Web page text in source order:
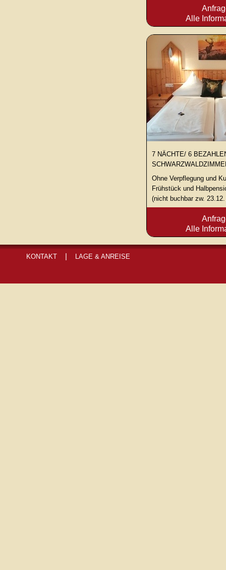
Alle
7 NÄCHTE/ 6
Ohne Verpflegung und
Frühstück und
(nicht buchbar zw.
Alle
KONTAKT LAGE & ANREISE